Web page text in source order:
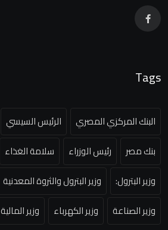
Tags
البنك المركزي المصري الرئيس السيسي
بنك مصر
رئيس الوزراء سلامة الغذاء
وزير البترول:
وزير البترول والثروة المعدنية
وزير الصناعة
وزير الكهرباء وزير المالية